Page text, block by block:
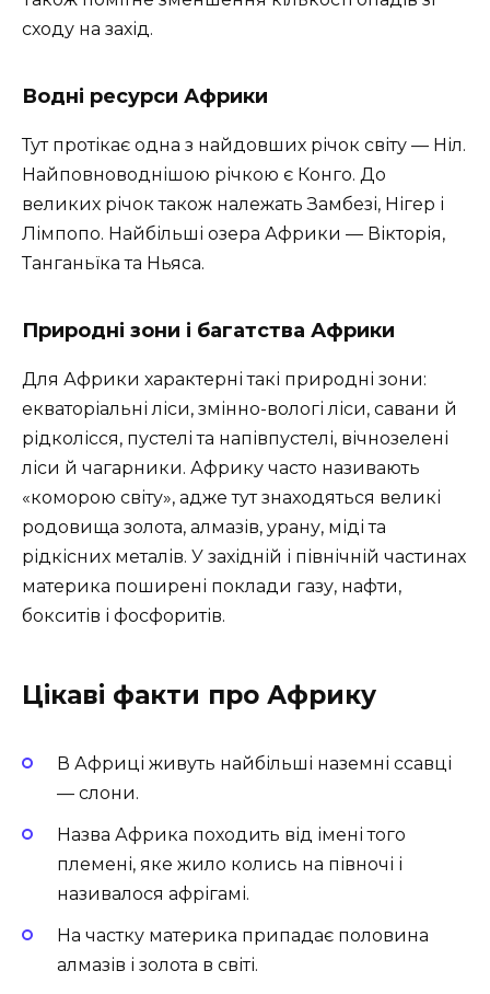
сходу на захід.
Водні ресурси Африки
Тут протікає одна з найдовших річок світу — Ніл.
Найповноводнішою річкою є Конго. До
великих річок також належать Замбезі, Нігер і
Лімпопо. Найбільші озера Африки — Вікторія,
Танганьїка та Ньяса.
Природні зони і багатства Африки
Для Африки характерні такі природні зони:
екваторіальні ліси, змінно-вологі ліси, савани й
рідколісся, пустелі та напівпустелі, вічнозелені
ліси й чагарники. Африку часто називають
«коморою світу», адже тут знаходяться великі
родовища золота, алмазів, урану, міді та
рідкісних металів. У західній і північній частинах
материка поширені поклади газу, нафти,
бокситів і фосфоритів.
Цікаві факти про Африку
В Африці живуть найбільші наземні ссавці
— слони.
Назва Африка походить від імені того
племені, яке жило колись на півночі і
називалося афрігамі.
На частку материка припадає половина
алмазів і золота в світі.